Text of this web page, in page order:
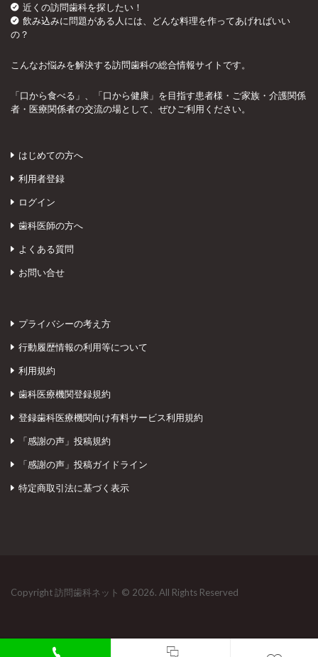
近くの訪問歯科を探したい！
飲み込みに問題がある人には、どんな料理を作ってあげればいい
の？
こんなお悩みを解決する訪問歯科の総合情報サイトです。
「口から食べる」、「口から健康」を目指す患者様・ご家族・介護関係
者・医療関係者の交流の場として、ぜひご利用ください。
はじめての方へ
利用者登録
ログイン
歯科医師の方へ
よくある質問
お問い合せ
プライバシーの考え方
行動履歴情報の利用等について
利用規約
歯科医療機関登録規約
登録歯科医療機関向け有料サービス利用規約
「感謝の声」投稿規約
「感謝の声」投稿ガイドライン
特定商取引法に基づく表示
Copyright 訪問歯科ネット © 2026. All Rights Reserved